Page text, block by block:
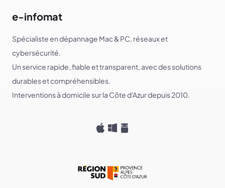
e-infomat
Spécialiste en dépannage Mac & PC, réseaux et
cybersécurité.
Un service rapide, fiable et transparent, avec des solutions
durables et compréhensibles.
Interventions à domicile sur la Côte d'Azur depuis 2010.